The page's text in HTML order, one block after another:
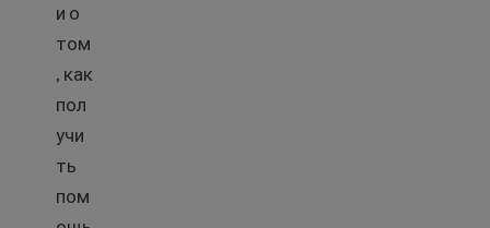
и о
том
, как
пол
учи
ть
пом